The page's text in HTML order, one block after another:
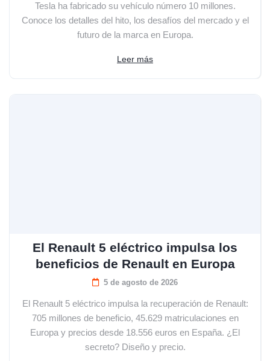
Tesla ha fabricado su vehículo número 10 millones.
Conoce los detalles del hito, los desafíos del mercado y el
futuro de la marca en Europa.
Leer más
El Renault 5 eléctrico impulsa los
beneficios de Renault en Europa
5 de agosto de 2026
El Renault 5 eléctrico impulsa la recuperación de Renault:
705 millones de beneficio, 45.629 matriculaciones en
Europa y precios desde 18.556 euros en España. ¿El
secreto? Diseño y precio.